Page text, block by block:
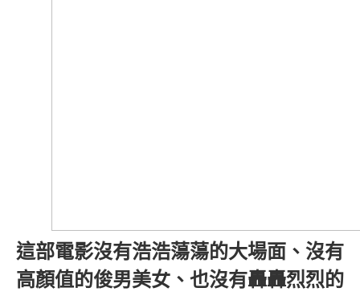
這部電影沒有浩浩蕩蕩的大場面、沒有
高顏值的俊男美女、也沒有轟轟烈烈的